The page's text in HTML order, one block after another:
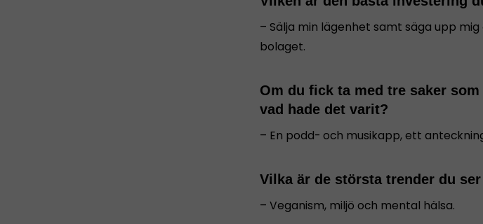
– Sälja min lägenhet samt säga upp
bolaget.
Om du fick ta med tre saker
vad hade det varit?
– En podd- och musikapp, ett
Vilka är de största trender du
– Veganism, miljö och mental hälsa.